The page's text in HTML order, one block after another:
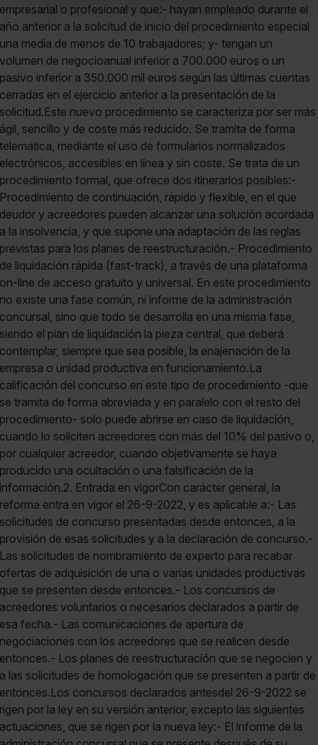
Puedes aceptar solo las esencialespara denegar
todas las cookies excepto aquellas imprescindibles.
También puedes configurarlas cookies y seleccionar
solo aquellas que quieras permitir en tu navegador. Si
no seleccionas ninguna utilizaremos las que sean
indispensables para la navegación.
Saber más acerca de las cookies